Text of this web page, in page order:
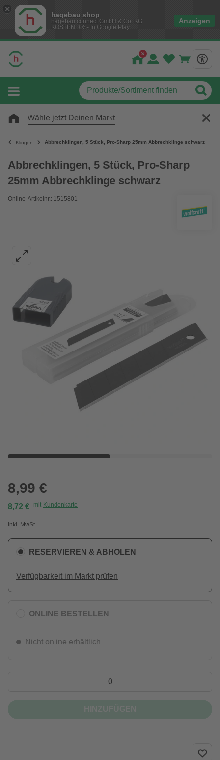
hagebau shop
hagebau connect GmbH & Co. KG
KOSTENLOS- In Google Play
Anzeigen
Wähle jetzt Deinen Markt
Klingen Abbrechklingen, 5 Stück, Pro-Sharp 25mm Abbrechklinge schwarz
Abbrechklingen, 5 Stück, Pro-Sharp
25mm Abbrechklinge schwarz
Online-Artikelnr.: 1515801
8,99 €
8,72 € mit Kundenkarte
Inkl. MwSt.
RESERVIEREN & ABHOLEN
Verfügbarkeit im Markt prüfen
ONLINE BESTELLEN
Nicht online erhältlich